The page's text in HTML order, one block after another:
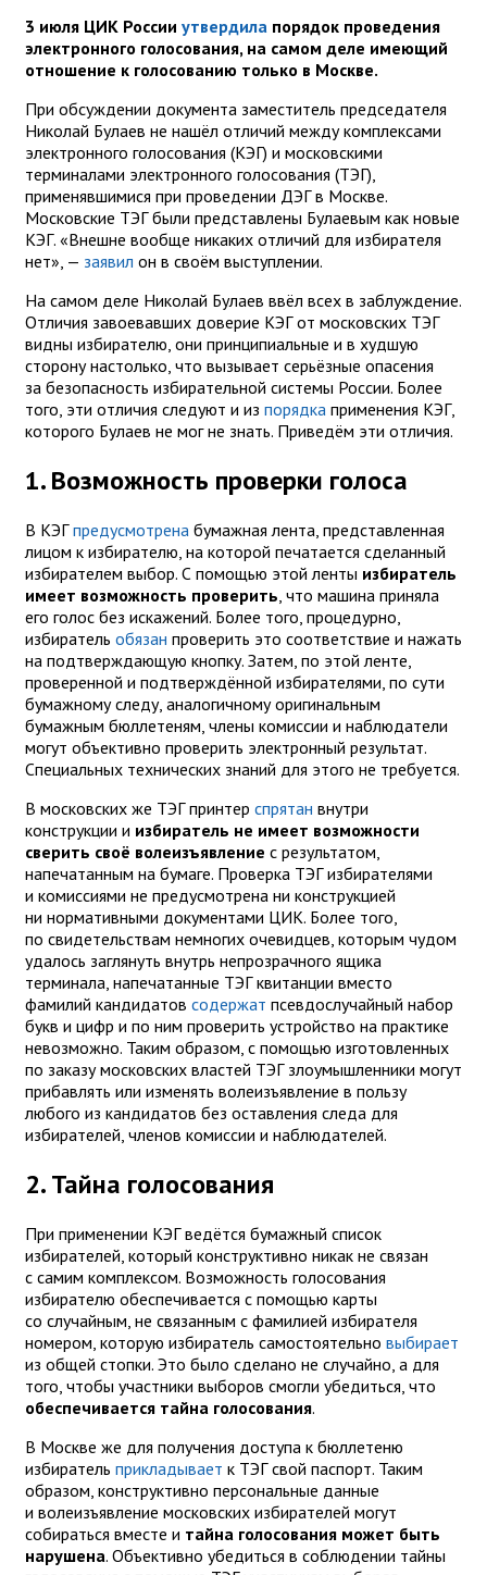
3 июля ЦИК России утвердила порядок проведения
электронного голосования, на самом деле имеющий
отношение к голосованию только в Москве.
При обсуждении документа заместитель председателя
Николай Булаев не нашёл отличий между комплексами
электронного голосования (КЭГ) и московскими
терминалами электронного голосования (ТЭГ),
применявшимися при проведении ДЭГ в Москве.
Московские ТЭГ были представлены Булаевым как новые
КЭГ. «Внешне вообще никаких отличий для избирателя
нет», — заявил он в своём выступлении.
На самом деле Николай Булаев ввёл всех в заблуждение.
Отличия завоевавших доверие КЭГ от московских ТЭГ
видны избирателю, они принципиальные и в худшую
сторону настолько, что вызывает серьёзные опасения
за безопасность избирательной системы России. Более
того, эти отличия следуют и из порядка применения КЭГ,
которого Булаев не мог не знать. Приведём эти отличия.
1. Возможность проверки голоса
В КЭГпредусмотрена бумажная лента, представленная
лицом к избирателю, на которой печатается сделанный
избирателем выбор. С помощью этой ленты избиратель
имеет возможность проверить , что машина приняла
его голос без искажений. Более того, процедурно,
избиратель обязан проверить это соответствие и нажать
на подтверждающую кнопку. Затем, по этой ленте,
проверенной и подтверждённой избирателями, по сути
бумажному следу, аналогичному оригинальным
бумажным бюллетеням, члены комиссии и наблюдатели
могут объективно проверить электронный результат.
Специальных технических знаний для этого не требуется.
В московских же ТЭГ принтер спрятан внутри
конструкции и избиратель не имеет возможности
сверить своё волеизъявление с результатом,
напечатанным на бумаге. Проверка ТЭГ избирателями
и комиссиями не предусмотрена ни конструкцией
ни нормативными документами ЦИК. Более того,
по свидетельствам немногих очевидцев, которым чудом
удалось заглянуть внутрь непрозрачного ящика
терминала, напечатанные ТЭГ квитанции вместо
фамилий кандидатов содержат псевдослучайный набор
букв и цифр и по ним проверить устройство на практике
невозможно. Таким образом, с помощью изготовленных
по заказу московских властей ТЭГ злоумышленники могут
прибавлять или изменять волеизъявление в пользу
любого из кандидатов без оставления следа для
избирателей, членов комиссии и наблюдателей.
2. Тайна голосования
При применении КЭГ ведётся бумажный список
избирателей, который конструктивно никак не связан
с самим комплексом. Возможность голосования
избирателю обеспечивается с помощью карты
со случайным, не связанным с фамилией избирателя
номером, которую избиратель самостоятельно выбирает
из общей стопки. Это было сделано не случайно, а для
того, чтобы участники выборов смогли убедиться, что
обеспечивается тайна голосования.
В Москве же для получения доступа к бюллетеню
избиратель прикладывает к ТЭГ свой паспорт. Таким
образом, конструктивно персональные данные
и волеизъявление московских избирателей могут
собираться вместе и тайна голосования может быть
нарушена. Объективно убедиться в соблюдении тайны